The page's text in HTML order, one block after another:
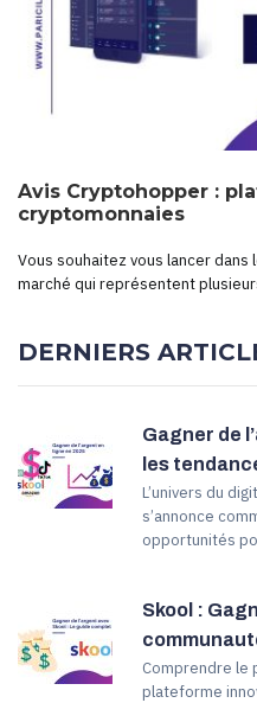
Avis Cryptohopper :
cryptomonnaies
Vous souhaitez vous lancer
marché qui représentent
DERNIERS
Gagner de
les
L’univers du
s’annonce
opportunités
Skool :
Comprendre le
plateforme